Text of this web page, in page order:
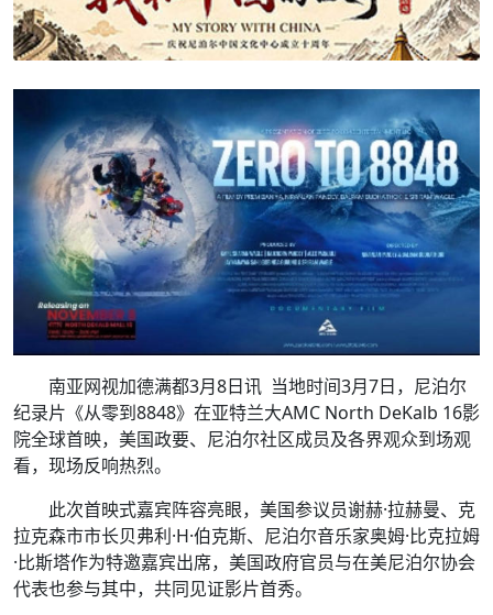
南亚网视加德满都3月8日讯 当地时间3月7日，尼泊尔
纪录片《从零到8848》在亚特兰大AMC North DeKalb 16影
院全球首映，美国政要、尼泊尔社区成员及各界观众到场观
看，现场反响热烈。
此次首映式嘉宾阵容亮眼，美国参议员谢赫·拉赫曼、克
拉克森市市长贝弗利·H·伯克斯、尼泊尔音乐家奥姆·比克拉姆
·比斯塔作为特邀嘉宾出席，美国政府官员与在美尼泊尔协会
代表也参与其中，共同见证影片首秀。